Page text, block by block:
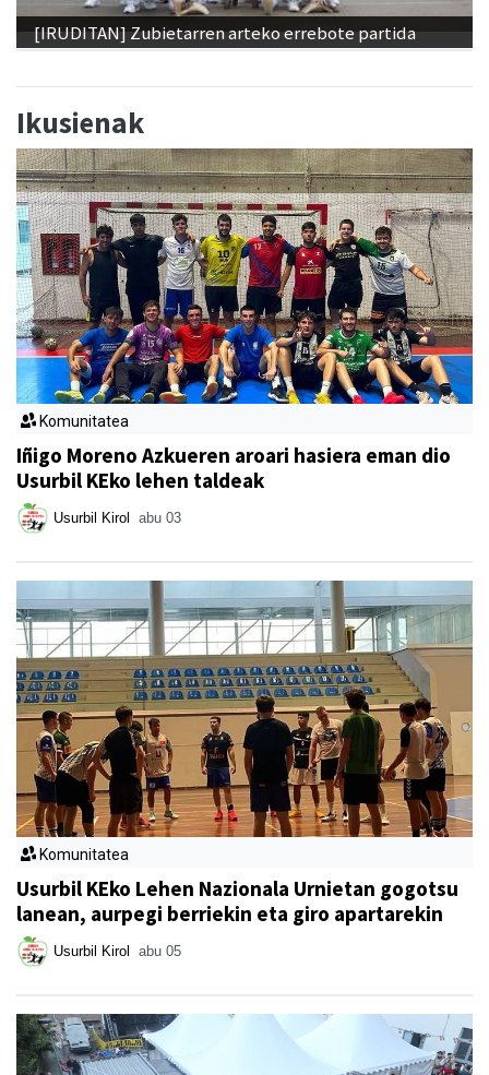
[IRUDITAN] Zubietarren arteko errebote partida
Ikusienak
Komunitatea
Iñigo Moreno Azkueren aroari hasiera eman dio
Usurbil KEko lehen taldeak
Usurbil Kirol abu 03
Komunitatea
Usurbil KEko Lehen Nazionala Urnietan gogotsu
lanean, aurpegi berriekin eta giro apartarekin
Usurbil Kirol abu 05